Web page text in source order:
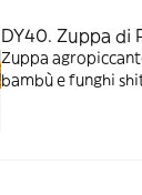
DY40. Zuppa di
Zuppa
bambù e funghi